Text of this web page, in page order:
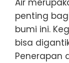
Air
penting
bumi ini.
bisa
Penerapan